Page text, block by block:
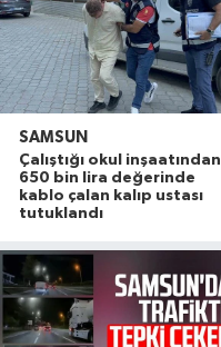
SAMSUN
Çalıştığı okul inşaatından
650 bin lira değerinde
kablo çalan kalıp ustası
tutuklandı